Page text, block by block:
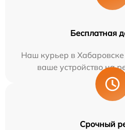
Бесплатная
Наш курьер в Хабаровске
ваше устройство на
Срочный